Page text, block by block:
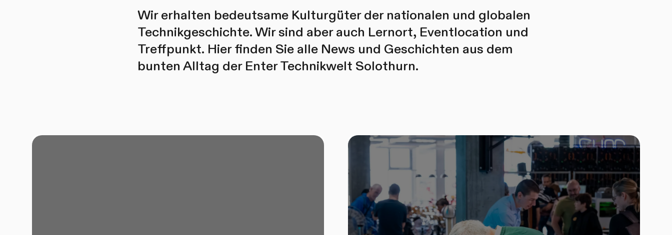
Wir erhalten bedeutsame Kulturgüter der nationalen und globalen
Technikgeschichte. Wir sind aber auch Lernort, Eventlocation und
Treffpunkt. Hier finden Sie alle News und Geschichten aus dem
bunten Alltag der Enter Technikwelt Solothurn.